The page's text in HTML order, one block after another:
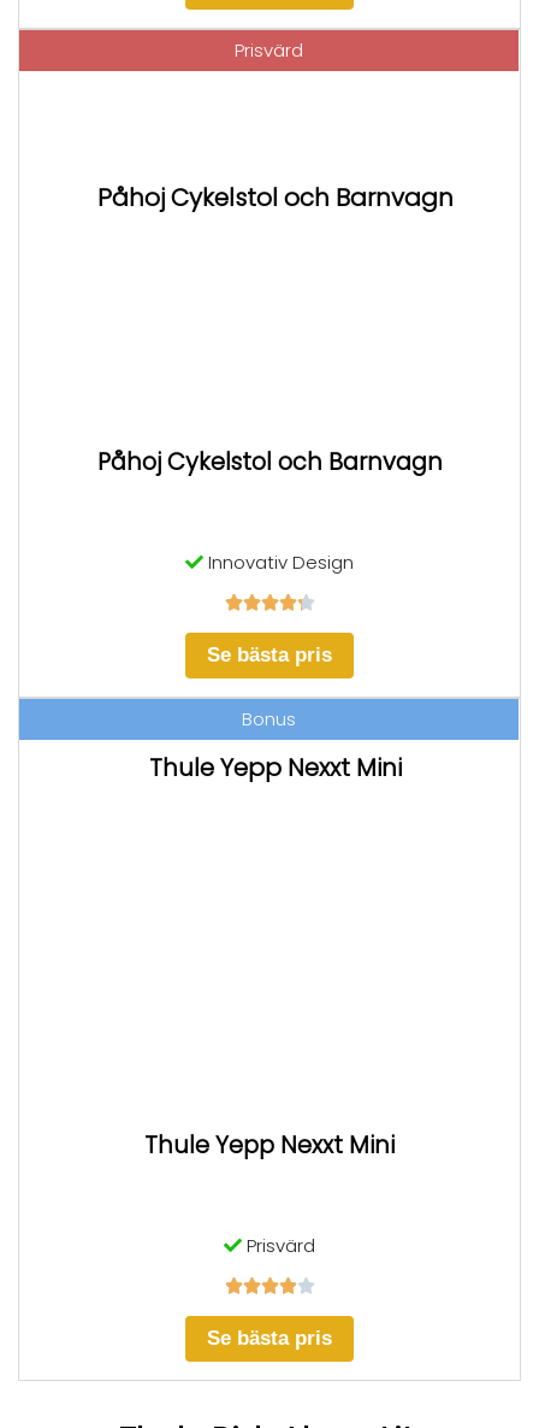
Prisvärd
Påhoj Cykelstol och Barnvagn
Påhoj Cykelstol och Barnvagn
Innovativ Design

Se bästa pris
Bonus
Thule Yepp Nexxt Mini
Thule Yepp Nexxt Mini
Prisvärd

Se bästa pris